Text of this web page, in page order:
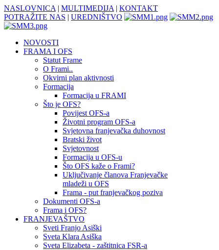
NASLOVNICA | MULTIMEDIJA | KONTAKT
POTRAŽITE NAS | UREDNIŠTVO
NOVOSTI
FRAMA I OFS
Statut Frame
O Frami..
Okvirni plan aktivnosti
Formacija
Formacija u FRAMI
Što je OFS?
Povijest OFS-a
Životni program OFS-a
Svjetovna franjevačka duhovnost
Bratski život
Svjetovnost
Formacija u OFS-u
Što OFS kaže o Frami?
Uključivanje članova Franjevačke
mladeži u OFS
Frama - put franjevačkog poziva
Dokumenti OFS-a
Frama i OFS?
FRANJEVAŠTVO
Sveti Franjo Asiški
Sveta Klara Asiška
Sveta Elizabeta - zaštitnica FSR-a